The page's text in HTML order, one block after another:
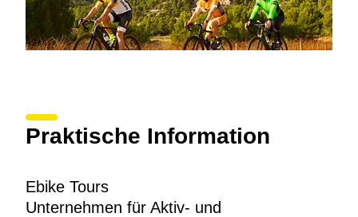
Praktische Information
Ebike Tours
Unternehmen für Aktiv- und